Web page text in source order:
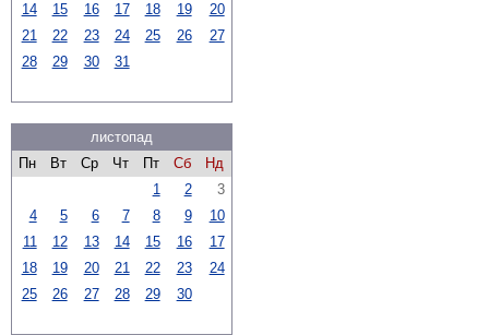
14
15 16 17 18 19
20
21
22 23 24 25 26
27
28
29 30 31
листопад
Пн
Вт Ср Чт Пт Сб
Нд
1
2
3
4
5 6 7 8 9
10
11
12 13 14 15 16
17
18
19 20 21 22 23
24
25
26 27 28 29 30